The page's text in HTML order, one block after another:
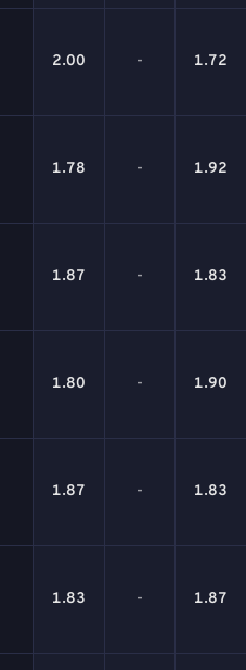
2.00 - 1.72
1.78 - 1.92
1.87 - 1.83
1.80 - 1.90
1.87 - 1.83
1.83 - 1.87